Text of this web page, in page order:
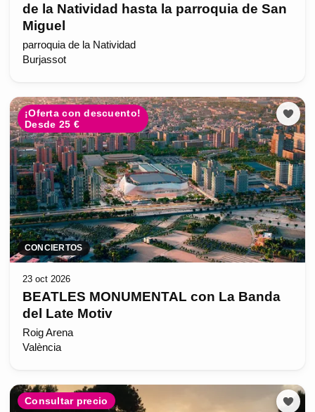
de la Natividad hasta la parroquia de San
Miguel
parroquia de la Natividad
Burjassot
¡Oferta con descuento!
Desde 25 €
CONCIERTOS
23 oct 2026
BEATLES MONUMENTAL con La Banda
del Late Motiv
Roig Arena
València
Consultar precio